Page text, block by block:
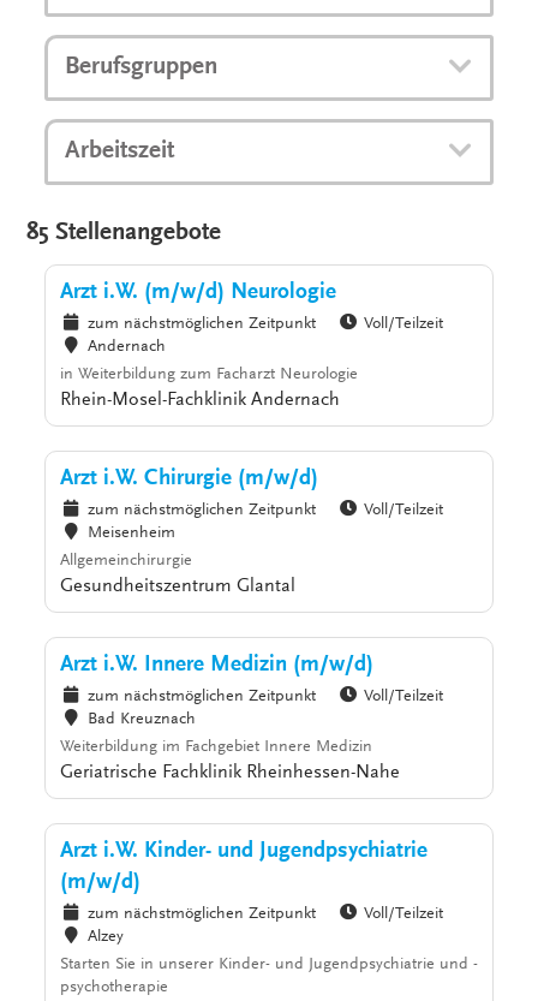
Berufsgruppen
Arbeitszeit
85 Stellenangebote
Arzt i.W. (m/w/d) Neurologie
zum nächstmöglichen Zeitpunkt
Voll/Teilzeit
Andernach
in Weiterbildung zum Facharzt Neurologie
Rhein-Mosel-Fachklinik Andernach
Arzt i.W. Chirurgie (m/w/d)
zum nächstmöglichen Zeitpunkt
Voll/Teilzeit
Meisenheim
Allgemeinchirurgie
Gesundheitszentrum Glantal
Arzt i.W. Innere Medizin (m/w/d)
zum nächstmöglichen Zeitpunkt
Voll/Teilzeit
Bad Kreuznach
Weiterbildung im Fachgebiet Innere Medizin
Geriatrische Fachklinik Rheinhessen-Nahe
Arzt i.W. Kinder- und Jugendpsychiatrie
(m/w/d)
zum nächstmöglichen Zeitpunkt
Voll/Teilzeit
Alzey
Starten Sie in unserer Kinder- und Jugendpsychiatrie und -
psychotherapie